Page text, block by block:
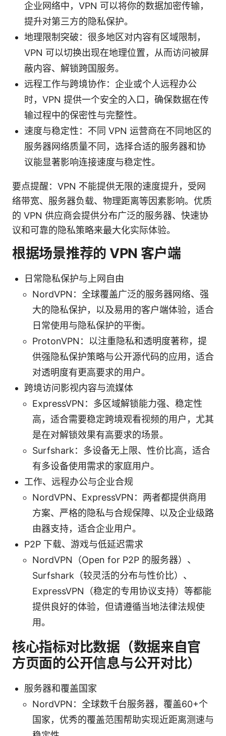
企业网络中，VPN 可以将你的数据加密传输，
提升对第三方的隐私保护。
地理限制突破：很多地区对内容有区域限制，
VPN 可以切换出现在地理位置，从而访问被屏
蔽内容、解锁跨国服务。
远程工作与跨境协作：企业或个人远程办公
时，VPN 提供一个安全的入口，确保数据在传
输过程中的保密性与完整性。
速度与稳定性：不同 VPN 运营商在不同地区的
服务器网络质量不同，选择合适的服务器和协
议能显著影响连接速度与稳定性。
要点提醒：VPN 不能提供无限的速度提升，受网
络带宽、服务器负载、物理距离等因素影响。优质
的 VPN 供应商会提供分布广泛的服务器、快速协
议和可靠的隐私策略来最大化实际体验。
根据场景推荐的 VPN 客户端
日常隐私保护与上网自由
NordVPN：全球覆盖广泛的服务器网络、强
大的隐私保护，以及易用的客户端体验，适合
日常使用与隐私保护的平衡。
ProtonVPN：以注重隐私和透明度著称，提
供强隐私保护策略与公开源代码的应用，适合
对透明度有更高要求的用户。
跨境访问影视内容与流媒体
ExpressVPN：多区域解锁能力强、稳定性
高，适合需要稳定跨境观看视频的用户，尤其
是在对解锁效果有高要求的场景。
Surfshark：多设备无上限、性价比高，适合
有多设备使用需求的家庭用户。
工作、远程办公与企业合规
NordVPN、ExpressVPN：两者都提供商用
方案、严格的隐私与合规保障、以及企业级路
由器支持，适合企业用户。
P2P 下载、游戏与低延迟需求
NordVPN（Open for P2P 的服务器）、
Surfshark（较灵活的分布与性价比）、
ExpressVPN（稳定的专用协议支持）等都能
提供良好的体验，但请遵循当地法律法规使
用。
核心指标对比数据（数据来自官
方页面的公开信息与公开对比）
服务器和覆盖国家
NordVPN：全球数千台服务器，覆盖60+个
国家，优秀的覆盖范围帮助实现近距离测速与